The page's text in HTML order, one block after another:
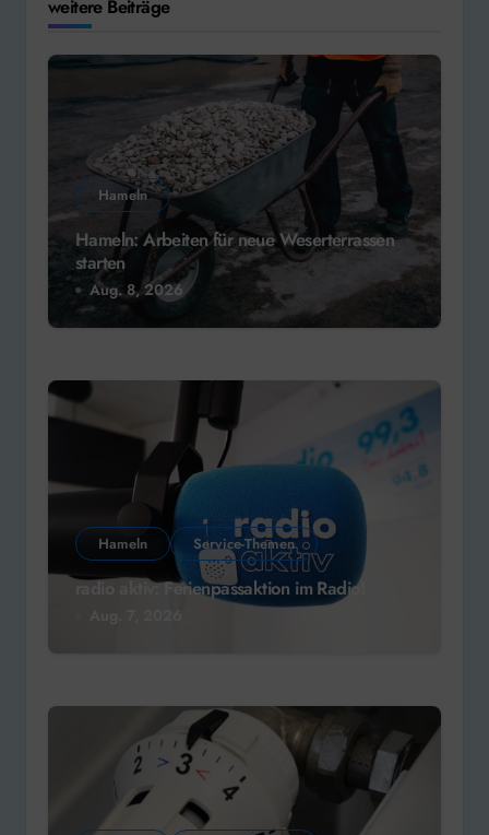
weitere Beiträge
Hameln
Hameln: Arbeiten für neue Weserterrassen
starten
Aug. 8, 2026
Hameln Service-Themen
radio aktiv: Ferienpassaktion im Radio!